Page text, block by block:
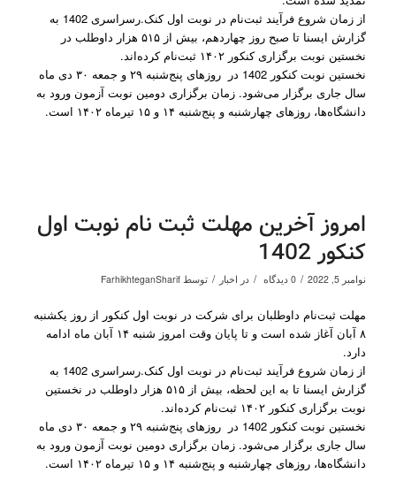
از زمان شروع فرآیند ثبت‌نام در نوبت اول کنک.رسراسری 1402 به
گزارش ایسنا تا صبح روز چهاردهم، بیش از ۵۱۵ هزار داوطلب در
نخستین نوبت برگزاری کنکور ۱۴۰۲ ثبت‌نام کرده‌اند.
نخستین نوبت کنکور 1402 در روزهای پنج‌شنبه ۲۹ و جمعه ۳۰ دی ماه
سال جاری برگزار می‌شود. زمان برگزاری دومین نوبت آزمون ورود به
دانشگاه‌ها، روزهای چهارشنبه و پنج‌شنبه ۱۴ و ۱۵ تیرماه ۱۴۰۲ است.
امروز آخرین مهلت ثبت نام نوبت اول
کنکور 1402
نوامبر 5, 2022 / 0 دیدگاه / در اخبار / توسط FarhikhteganSharif
مهلت ثبت‌نام داوطلبان برای شرکت در نوبت اول کنکور از روز یکشنبه
۸ آبان آغاز شده است و تا پایان وقت امروز شنبه ۱۴ آبان ماه ادامه
دارد.
از زمان شروع فرآیند ثبت‌نام در نوبت اول کنک.رسراسری 1402 به
گزارش ایسنا تا به این لحظه، بیش از ۵۱۵ هزار داوطلب در نخستین
نوبت برگزاری کنکور ۱۴۰۲ ثبت‌نام کرده‌اند.
نخستین نوبت کنکور 1402 در روزهای پنج‌شنبه ۲۹ و جمعه ۳۰ دی ماه
سال جاری برگزار می‌شود. زمان برگزاری دومین نوبت آزمون ورود به
دانشگاه‌ها، روزهای چهارشنبه و پنج‌شنبه ۱۴ و ۱۵ تیرماه ۱۴۰۲ است.